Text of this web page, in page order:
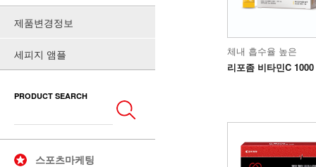
제품변경정보
세피지 앰플
PRODUCT SEARCH
스포츠마케팅
체내 흡수율 높은
리포좀 비타민C 1000